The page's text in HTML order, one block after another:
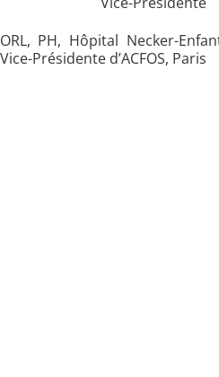
ORL, PH, Hôpital Necker-
Vice-Présidente d’ACFOS, Paris